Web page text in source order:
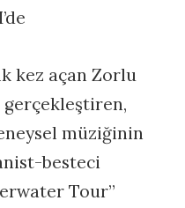
kez açan Zorlu
gerçekleştiren,
müziğinin
besteci
Tour”